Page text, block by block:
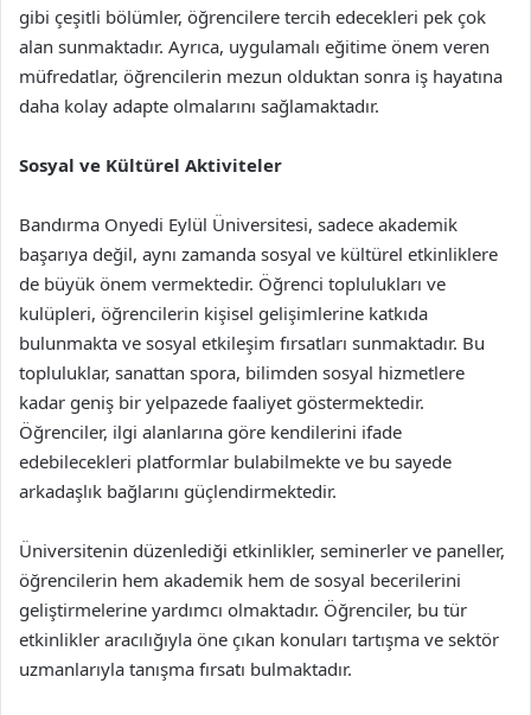
gibi çeşitli bölümler, öğrencilere tercih edecekleri pek çok
alan sunmaktadır. Ayrıca, uygulamalı eğitime önem veren
müfredatlar, öğrencilerin mezun olduktan sonra iş hayatına
daha kolay adapte olmalarını sağlamaktadır.
Sosyal ve Kültürel Aktiviteler
Bandırma Onyedi Eylül Üniversitesi, sadece akademik
başarıya değil, aynı zamanda sosyal ve kültürel etkinliklere
de büyük önem vermektedir. Öğrenci toplulukları ve
kulüpleri, öğrencilerin kişisel gelişimlerine katkıda
bulunmakta ve sosyal etkileşim fırsatları sunmaktadır. Bu
topluluklar, sanattan spora, bilimden sosyal hizmetlere
kadar geniş bir yelpazede faaliyet göstermektedir.
Öğrenciler, ilgi alanlarına göre kendilerini ifade
edebilecekleri platformlar bulabilmekte ve bu sayede
arkadaşlık bağlarını güçlendirmektedir.
Üniversitenin düzenlediği etkinlikler, seminerler ve paneller,
öğrencilerin hem akademik hem de sosyal becerilerini
geliştirmelerine yardımcı olmaktadır. Öğrenciler, bu tür
etkinlikler aracılığıyla öne çıkan konuları tartışma ve sektör
uzmanlarıyla tanışma fırsatı bulmaktadır.